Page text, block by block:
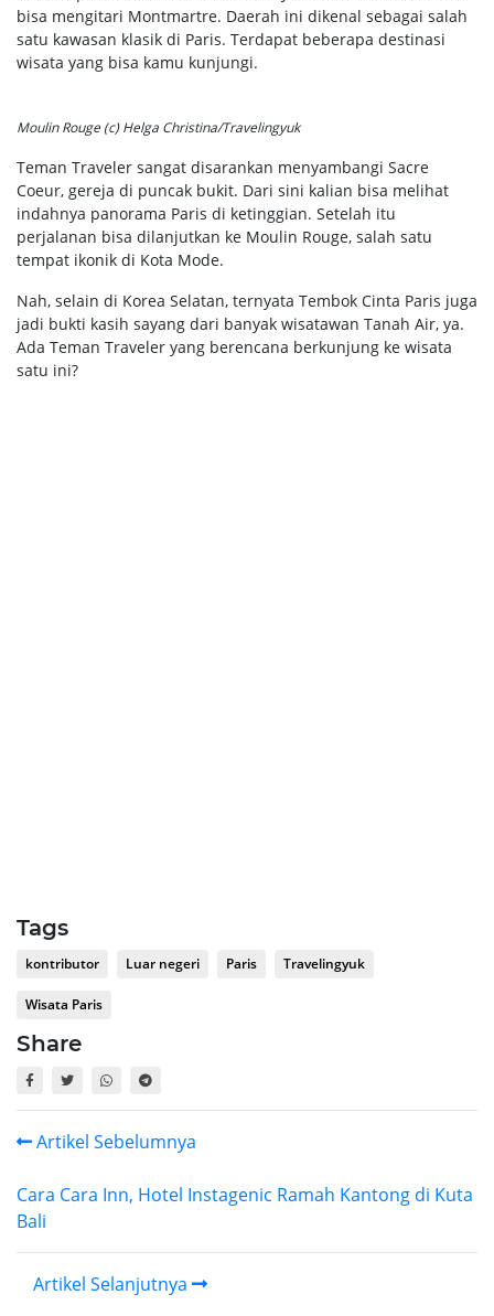
bisa mengitari Montmartre. Daerah ini dikenal sebagai salah
satu kawasan klasik di Paris. Terdapat beberapa destinasi
wisata yang bisa kamu kunjungi.
Moulin Rouge (c) Helga Christina/Travelingyuk
Teman Traveler sangat disarankan menyambangi Sacre
Coeur, gereja di puncak bukit. Dari sini kalian bisa melihat
indahnya panorama Paris di ketinggian. Setelah itu
perjalanan bisa dilanjutkan ke Moulin Rouge, salah satu
tempat ikonik di Kota Mode.
Nah, selain di Korea Selatan, ternyata Tembok Cinta Paris juga
jadi bukti kasih sayang dari banyak wisatawan Tanah Air, ya.
Ada Teman Traveler yang berencana berkunjung ke wisata
satu ini?
Tags
kontributor Luar negeri Paris Travelingyuk
Wisata Paris
Share
Artikel Sebelumnya
Cara Cara Inn, Hotel Instagenic Ramah Kantong di Kuta
Bali
Artikel Selanjutnya